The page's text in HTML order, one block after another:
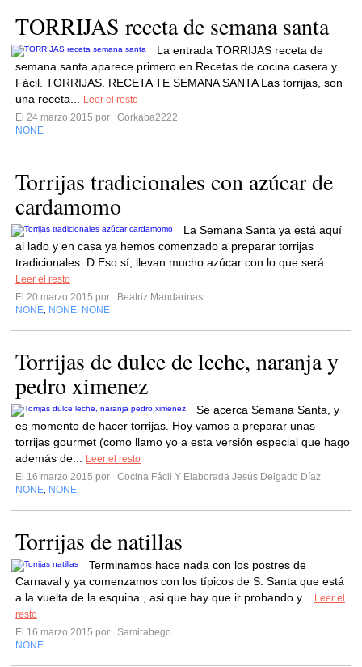
TORRIJAS receta de semana santa
La entrada TORRIJAS receta de
semana santa aparece primero en Recetas de cocina casera y
Fácil. TORRIJAS. RECETA TE SEMANA SANTA Las torrijas, son
una receta...
Leer el resto
El 24 marzo 2015 por
Gorkaba2222
NONE
Torrijas tradicionales con azúcar de
cardamomo
La Semana Santa ya está aquí
al lado y en casa ya hemos comenzado a preparar torrijas
tradicionales :D Eso sí, llevan mucho azúcar con lo que será...
Leer el resto
El 20 marzo 2015 por
Beatriz Mandarinas
NONE NONE NONE
Torrijas de dulce de leche, naranja y
pedro ximenez
Se acerca Semana Santa, y
es momento de hacer torrijas. Hoy vamos a preparar unas
torrijas gourmet (como llamo yo a esta versión especial que hago
además de...
Leer el resto
El 16 marzo 2015 por
Cocina Fácil Y Elaborada Jesús Delgado Díaz
NONE NONE
Torrijas de natillas
Terminamos hace nada con los postres de
Carnaval y ya comenzamos con los típicos de S. Santa que está
a la vuelta de la esquina , asi que hay que ir probando y...
Leer el
resto
El 16 marzo 2015 por
Samirabego
NONE